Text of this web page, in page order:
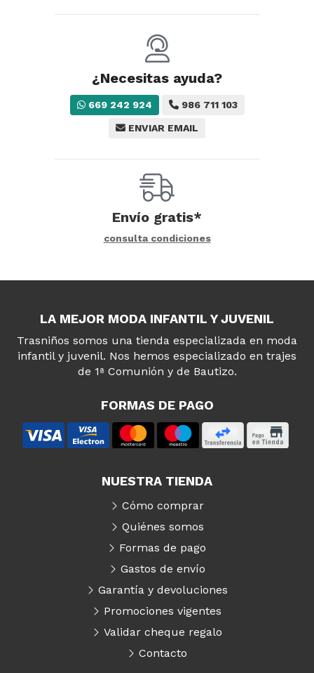
¿Necesitas ayuda?
669 242 924 986 711 103
ENVIAR EMAIL
Envío gratis*
consulta condiciones
LA MEJOR MODA INFANTIL Y JUVENIL
Trasniños somos una tienda especializada en moda
infantil y juvenil. Nos hemos especializado en trajes
de 1ª Comunión y de Bautizo.
FORMAS DE PAGO
NUESTRA TIENDA
Cómo comprar
Quiénes somos
Formas de pago
Gastos de envío
Garantía y devoluciones
Promociones vigentes
Validar cheque regalo
Contacto